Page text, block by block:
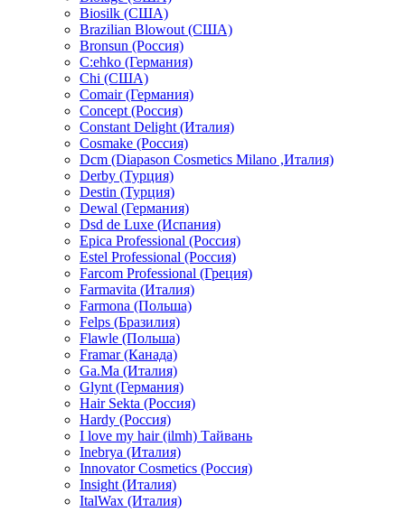
Biosilk (США)
Brazilian Blowout (США)
Bronsun (Россия)
C:ehko (Германия)
Chi (США)
Comair (Германия)
Concept (Россия)
Constant Delight (Италия)
Cosmake (Россия)
Dcm (Diapason Cosmetics Milano ,Италия)
Derby (Турция)
Destin (Турция)
Dewal (Германия)
Dsd de Luxe (Испания)
Epica Professional (Россия)
Estel Professional (Россия)
Farcom Professional (Греция)
Farmavita (Италия)
Farmona (Польша)
Felps (Бразилия)
Flawle (Польша)
Framar (Канада)
Ga.Ma (Италия)
Glynt (Германия)
Hair Sekta (Россия)
Hardy (Россия)
I love my hair (ilmh) Тайвань
Inebrya (Италия)
Innovator Cosmetics (Россия)
Insight (Италия)
ItalWax (Италия)